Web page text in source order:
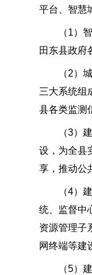
平台、智慧
（1）智
田东县政府
（2）城市
三大系统组
县各类监测
（3）建设
设，为全县
享，推动公
（4）建设
统、监督中
资源管理子
网终端等建
（5）建设